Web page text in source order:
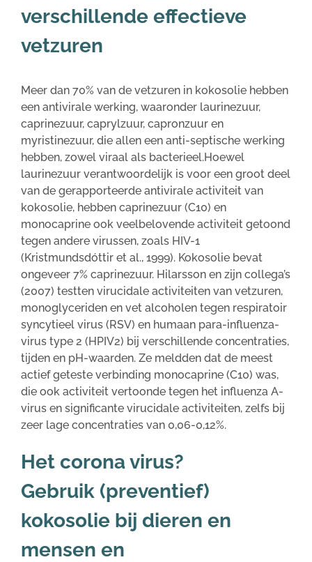
verschillende effectieve
vetzuren
Meer dan 70% van de vetzuren in kokosolie hebben
een antivirale werking, waaronder laurinezuur,
caprinezuur, caprylzuur, capronzuur en
myristinezuur, die allen een anti-septische werking
hebben, zowel viraal als bacterieel.Hoewel
laurinezuur verantwoordelijk is voor een groot deel
van de gerapporteerde antivirale activiteit van
kokosolie, hebben caprinezuur (C10) en
monocaprine ook veelbelovende activiteit getoond
tegen andere virussen, zoals HIV-1
(Kristmundsdóttir et al., 1999). Kokosolie bevat
ongeveer 7% caprinezuur. Hilarsson en zijn collega’s
(2007) testten virucidale activiteiten van vetzuren,
monoglyceriden en vet alcoholen tegen respiratoir
syncytieel virus (RSV) en humaan para-influenza-
virus type 2 (HPIV2) bij verschillende concentraties,
tijden en pH-waarden. Ze meldden dat de meest
actief geteste verbinding monocaprine (C10) was,
die ook activiteit vertoonde tegen het influenza A-
virus en significante virucidale activiteiten, zelfs bij
zeer lage concentraties van 0,06-0,12%.
Het corona virus?
Gebruik (preventief)
kokosolie bij dieren en
mensen en